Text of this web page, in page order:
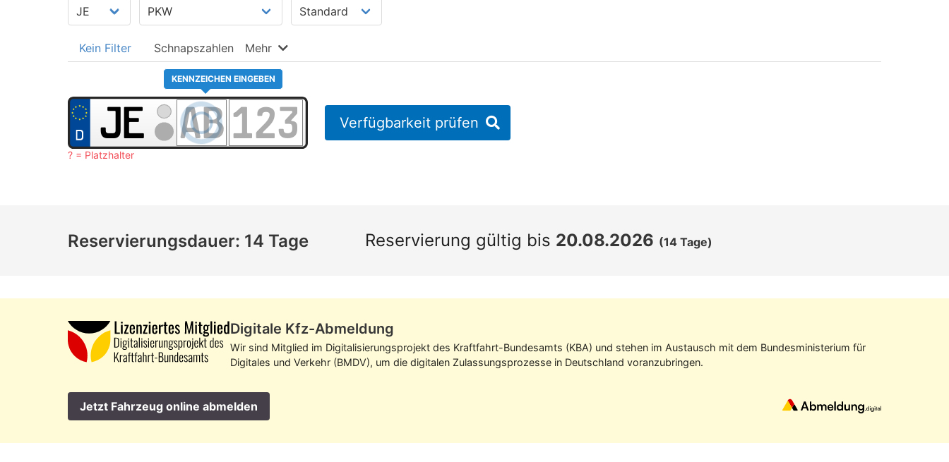
Kein Filter Schnapszahlen Mehr
KENNZEICHEN EINGEBEN
? = Platzhalter
Verfügbarkeit prüfen
Reservierungsdauer: 14 Tage Reservierung gültig bis 20.08.2026 (14 Tage)
Digitale Kfz-Abmeldung
Wir sind Mitglied im Digitalisierungs­projekt des Kraft­fahrt-Bundes­amts (KBA) und stehen im Aus­tausch mit dem Bundes­ministerium für
Digitales und Verkehr (BMDV), um die digitalen Zulassungs­prozesse in Deutschland voran­zubringen.
Jetzt Fahrzeug online abmelden